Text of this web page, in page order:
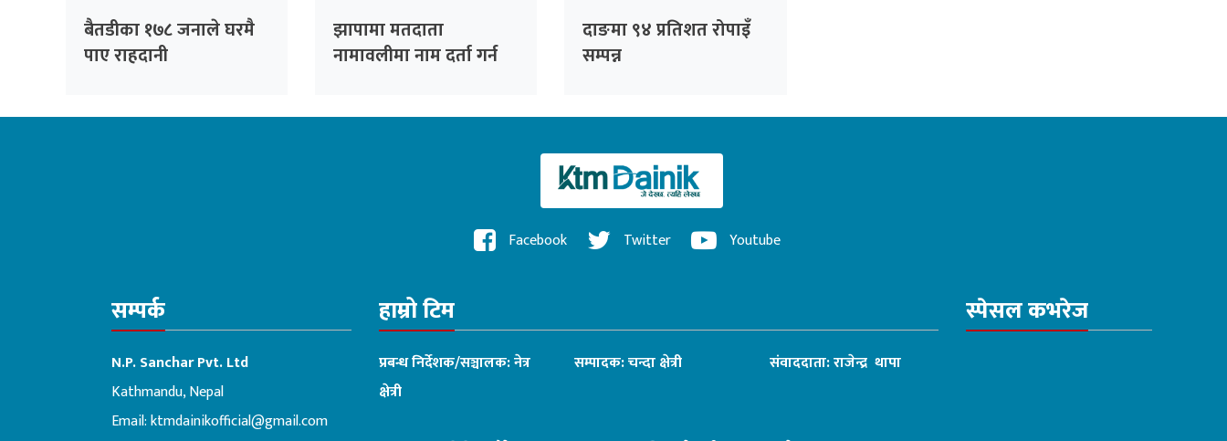
बैतडीका १७८ जनाले घरमै
पाए राहदानी
झापामा मतदाता
नामावलीमा नाम दर्ता गर्न
दाङमा ९४ प्रतिशत रोपाइँ
सम्पन्न
Facebook Twitter Youtube
सम्पर्क
N.P. Sanchar Pvt. Ltd
Kathmandu, Nepal
Email:ktmdainikofficial@gmail.com
हाम्रो टिम
प्रबन्ध निर्देशक/सञ्चालक: नेत्र
क्षेत्री
सम्पादक: चन्दा क्षेत्री संवाददाता: राजेन्द्र थापा
स्पेसल कभरेज